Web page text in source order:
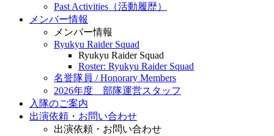
Past Activities（活動履歴）
メンバー情報
メンバー情報
Ryukyu Raider Squad
Ryukyu Raider Squad
Roster: Ryukyu Raider Squad
名誉隊員 / Honorary Members
2026年度 部隊運営スタッフ
入隊のご案内
出演依頼・お問い合わせ
出演依頼・お問い合わせ